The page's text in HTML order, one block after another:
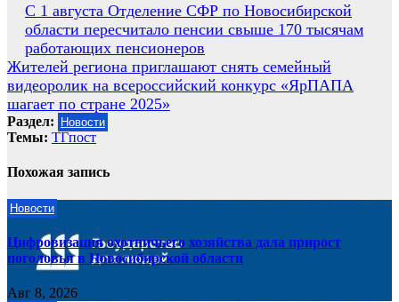
Навигация
по
записям
С 1 августа Отделение СФР по Новосибирской
области пересчитало пенсии свыше 170 тысячам
работающих пенсионеров
Жителей региона приглашают снять семейный
видеоролик на всероссийский конкурс «ЯрПАПА
шагает по стране 2025»
Раздел: Новости
Темы: ТГпост
Похожая запись
Новости
Цифровизация охотничьего хозяйства дала прирост
поголовья в Новосибирской области
Авг 8, 2026